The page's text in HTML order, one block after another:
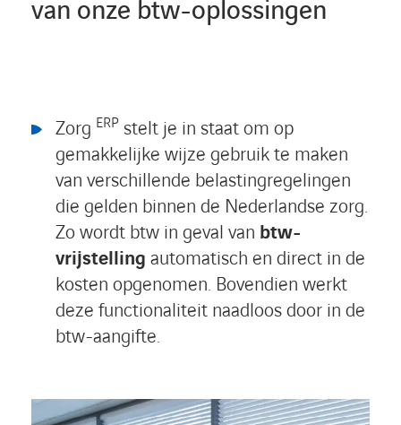
van onze btw-oplossingen
Zorg ERP stelt je in staat om op
gemakkelijke wijze gebruik te maken
van verschillende belastingregelingen
die gelden binnen de Nederlandse zorg.
Zo wordt btw in geval van btw-
vrijstelling automatisch en direct in de
kosten opgenomen. Bovendien werkt
deze functionaliteit naadloos door in de
btw-aangifte.